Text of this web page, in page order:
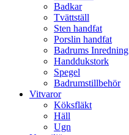
Badkar
Tvättställ
Sten handfat
Porslin handfat
Badrums Inredning
Handdukstork​
Spegel
Badrumstillbehör
Vitvaror
Köksfläkt
Häll
Ugn